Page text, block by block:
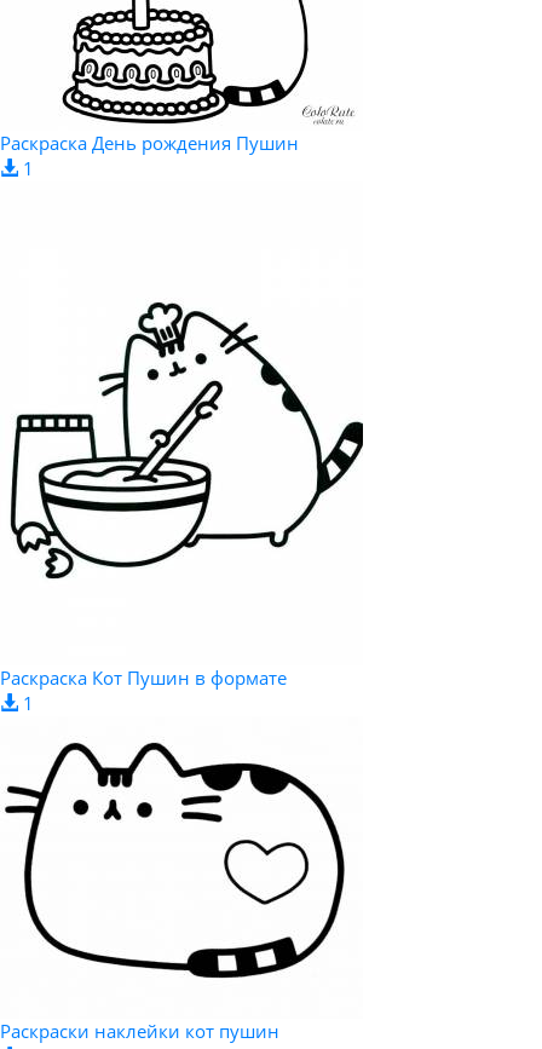
Раскраска День рождения Пушин
1
Раскраска Кот Пушин в формате
1
Раскраски наклейки кот пушин